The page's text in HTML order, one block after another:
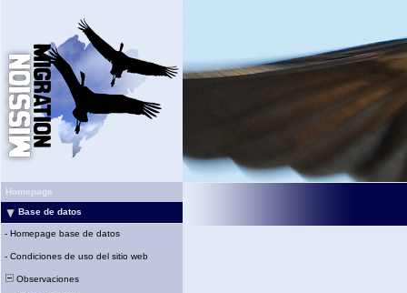
Homepage
Base de datos
- Homepage base de datos
- Condiciones de uso del sitio web
Observaciones